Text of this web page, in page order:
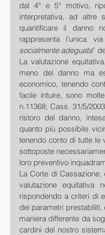
dal 4° e 5° motivo,
interpretativa, ad altre
quantificare il danno
rappresenta l’unica
socialmente adeguata”
La valutazione
meno del danno ma
economico, tenendo
facile intuire, sono
n.11368; Cass. 31/5/
ristoro del danno,
quanto più possibile
tenendo conto di tutte
sottoposte
loro preventivo
La Corte di Cassazione,
valutazione
rispondendo a criteri di
dei parametri
maniera differente da
cardini del nostro